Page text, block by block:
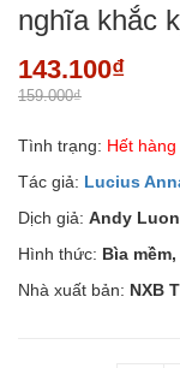
nghĩa khắc
143.100₫
159.000₫
Tình trạng: Hết hàng
Tác giả: Lucius
Dịch giả: Andy
Hình thức: Bìa
Nhà xuất bản: NXB